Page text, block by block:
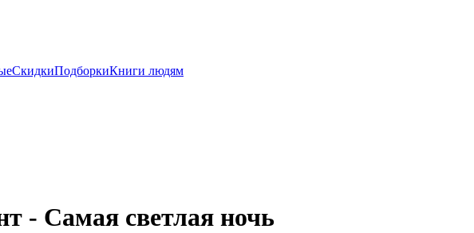
СкидкиПодборкиКниги людям
- Самая светлая ночь